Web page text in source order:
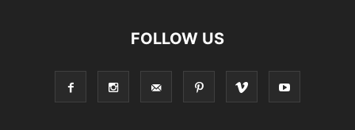
FOLLOW US